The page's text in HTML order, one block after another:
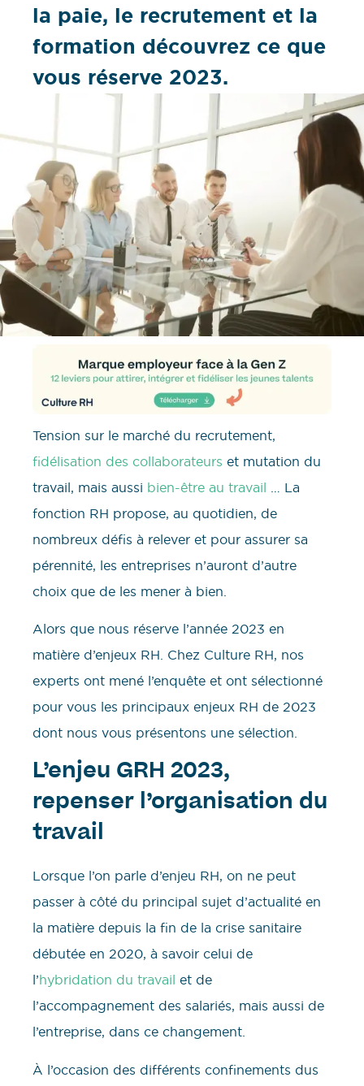
la paie, le recrutement et la
formation découvrez ce que
vous réserve 2023.
Tension sur le marché du recrutement,
fidélisation des collaborateurs et mutation du
travail, mais aussi bien-être au travail … La
fonction RH propose, au quotidien, de
nombreux défis à relever et pour assurer sa
pérennité, les entreprises n’auront d’autre
choix que de les mener à bien.
Alors que nous réserve l’année 2023 en
matière d’enjeux RH. Chez Culture RH, nos
experts ont mené l’enquête et ont sélectionné
pour vous les principaux enjeux RH de 2023
dont nous vous présentons une sélection.
L’enjeu GRH 2023,
repenser l’organisation du
travail
Lorsque l’on parle d’enjeu RH, on ne peut
passer à côté du principal sujet d’actualité en
la matière depuis la fin de la crise sanitaire
débutée en 2020, à savoir celui de
l’hybridation du travail et de
l’accompagnement des salariés, mais aussi de
l’entreprise, dans ce changement.
À l’occasion des différents confinements dus